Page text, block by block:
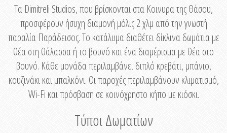
Τα Dimitreli Studios, που βρίσκονται στα Κοινυρα της Θάσου,
προσφέρουν ήσυχη διαμονή μόλις 2 χλμ από την γνωστή
παραλία Παράδεισος. Το κατάλυμα διαθέτει δίκλινα δωμάτια με
θέα στη θάλασσα ή το βουνό και ένα διαμέρισμα με θέα στο
βουνό. Κάθε μονάδα περιλαμβάνει διπλό κρεβάτι, μπάνιο,
κουζινάκι και μπαλκόνι. Οι παροχές περιλαμβάνουν κλιματισμό,
Wi-Fi και πρόσβαση σε κοινόχρηστο κήπο με κιόσκι.
Τύποι Δωματίων